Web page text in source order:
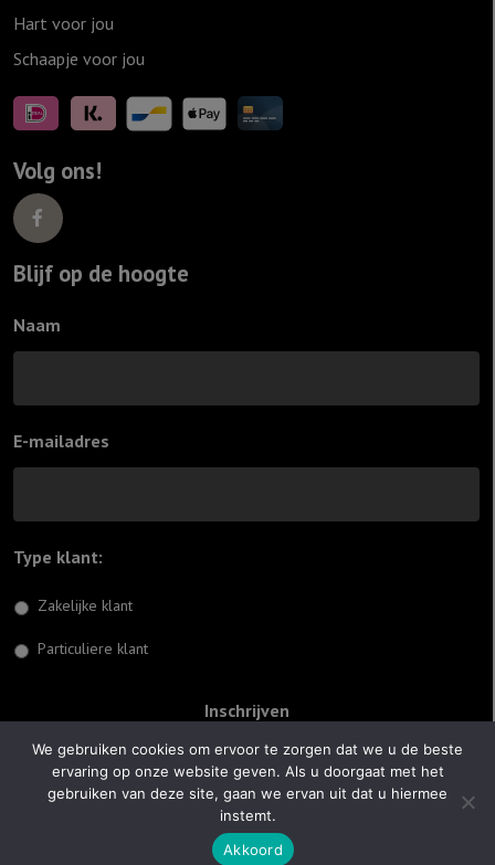
Hart voor jou
Schaapje voor jou
Volg ons!
Blijf op de hoogte
Naam
E-mailadres
Type klant:
Zakelijke klant
Particuliere klant
© 2026 Jiftach
Optimus Websites
We gebruiken cookies om ervoor te zorgen dat we u de beste
ervaring op onze website geven. Als u doorgaat met het
gebruiken van deze site, gaan we ervan uit dat u hiermee
instemt.
Akkoord